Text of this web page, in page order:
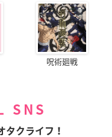
呪術廻戦
SNS
タクライフ！